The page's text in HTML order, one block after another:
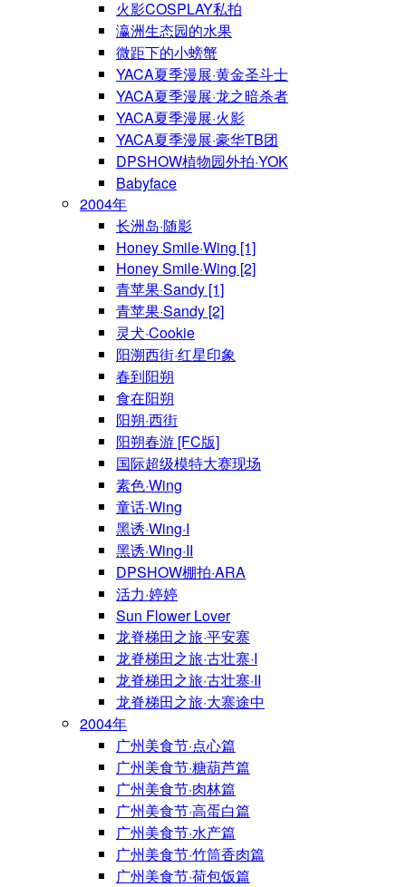
火影COSPLAY私拍
瀛洲生态园的水果
微距下的小螃蟹
YACA夏季漫展·黄金圣斗士
YACA夏季漫展·龙之暗杀者
YACA夏季漫展·火影
YACA夏季漫展·豪华TB团
DPSHOW植物园外拍·YOK
Babyface
2004年
长洲岛·随影
Honey Smile·Wing [1]
Honey Smile·Wing [2]
青苹果·Sandy [1]
青苹果·Sandy [2]
灵犬·Cookie
阳溯西街·红星印象
春到阳朔
食在阳朔
阳朔·西街
阳朔春游 [FC版]
国际超级模特大赛现场
素色·Wing
童话·Wing
黑诱·Wing·I
黑诱·Wing·II
DPSHOW棚拍·ARA
活力·婷婷
Sun Flower Lover
龙脊梯田之旅·平安寨
龙脊梯田之旅·古壮寨·I
龙脊梯田之旅·古壮寨·II
龙脊梯田之旅·大寨途中
2004年
广州美食节·点心篇
广州美食节·糖葫芦篇
广州美食节·肉林篇
广州美食节·高蛋白篇
广州美食节·水产篇
广州美食节·竹筒香肉篇
广州美食节·荷包饭篇